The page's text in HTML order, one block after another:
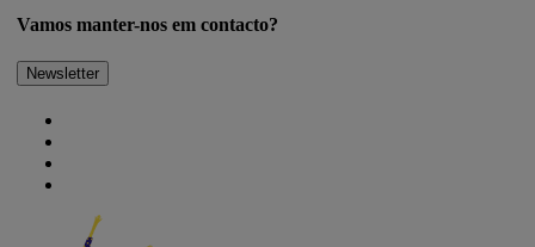
Vamos manter-nos em contacto?
Newsletter